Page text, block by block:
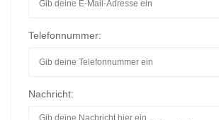
Telefonnummer:
Nachricht: